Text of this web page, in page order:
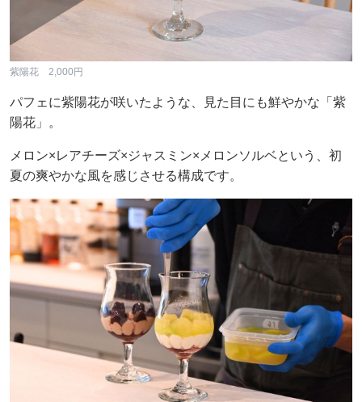
紫陽花 2,000円
パフェに紫陽花が咲いたような、見た目にも鮮やかな「紫
陽花」。
メロン×レアチーズ×ジャスミン×メロンソルベという、初
夏の爽やかな風を感じさせる構成です。